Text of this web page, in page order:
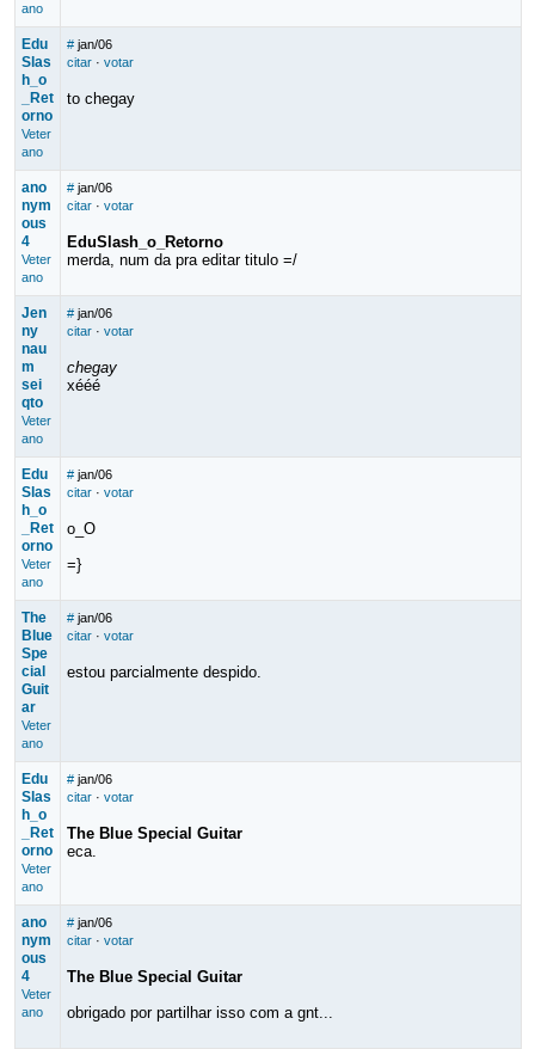
ano
Edu
Slas
h_o
_Ret
orno
Veter
ano
# jan/06
citar· votar
to chegay
ano
nym
ous
4
Veter
ano
# jan/06
citar· votar
EduSlash_o_Retorno
merda, num da pra editar titulo =/
Jen
ny
nau
m
sei
qto
Veter
ano
# jan/06
citar· votar
chegay
xééé
Edu
Slas
h_o
_Ret
orno
Veter
ano
# jan/06
citar· votar
o_O
=}
The
Blue
Spe
cial
Guit
ar
Veter
ano
# jan/06
citar· votar
estou parcialmente despido.
Edu
Slas
h_o
_Ret
orno
Veter
ano
# jan/06
citar· votar
The Blue Special Guitar
eca.
ano
nym
ous
4
Veter
ano
# jan/06
citar· votar
The Blue Special Guitar
obrigado por partilhar isso com a gnt...